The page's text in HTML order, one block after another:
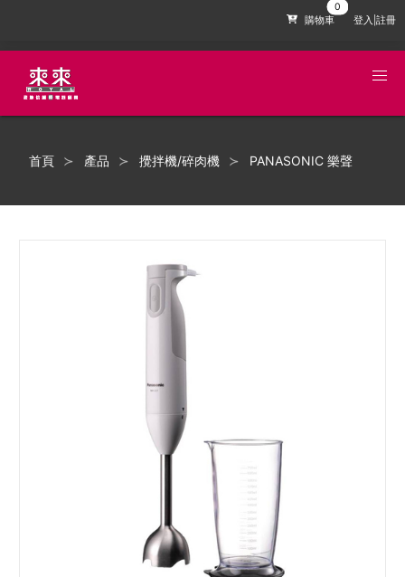
購物車 登入|註冊
首頁 產品 攪拌機/碎肉機 PANASONIC 樂聲